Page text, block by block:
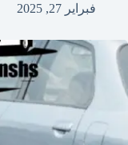
فبراير 27, 2025